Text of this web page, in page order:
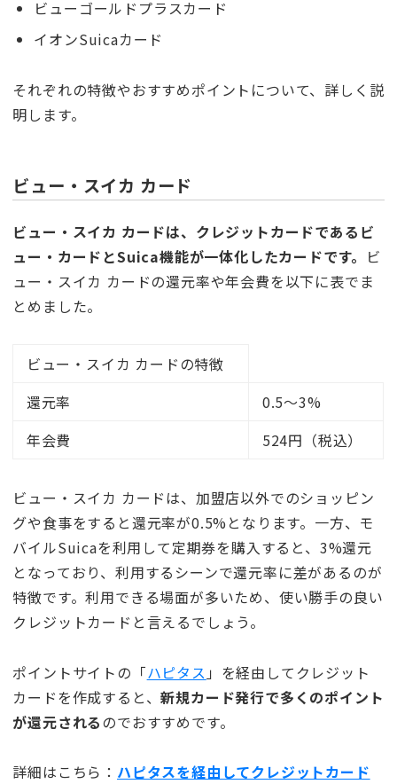
ビューゴールドプラスカード
イオンSuicaカード
それぞれの特徴やおすすめポイントについて、詳しく説
明します。
ビュー・スイカ カード
ビュー・スイカ カードは、クレジットカードであるビ
ュー・カードとSuica機能が一体化したカードです。 ビ
ュー・スイカ カードの還元率や年会費を以下に表でま
とめました。
ビュー・スイカ カードの特徴
還元率
0.5〜3%
年会費
524円（税込）
ビュー・スイカ カードは、加盟店以外でのショッピン
グや食事をすると還元率が0.5%となります。一方、モ
バイルSuicaを利用して定期券を購入すると、3%還元
となっており、利用するシーンで還元率に差があるのが
特徴です。利用できる場面が多いため、使い勝手の良い
クレジットカードと言えるでしょう。
ポイントサイトの「ハピタス 」を経由してクレジット
カードを作成すると、新規カード発行で多くのポイント
が還元されるのでおすすめです。
詳細はこちら： ハピタスを経由してクレジットカード